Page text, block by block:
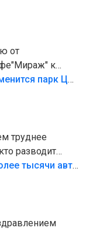
от
к
бордюры
Глава Тольятти рассказал, как изменится парк Центрального района
труднее
разводит
полно
В тольяттинский лес не пустили более тысячи автомобилей